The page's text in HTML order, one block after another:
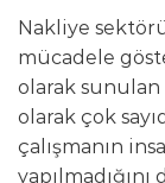
Nakliye
mücadele
olarak
olarak çok
çalışmanın